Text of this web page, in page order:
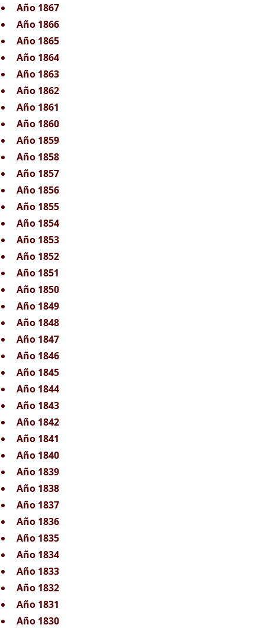
Año 1867
Año 1866
Año 1865
Año 1864
Año 1863
Año 1862
Año 1861
Año 1860
Año 1859
Año 1858
Año 1857
Año 1856
Año 1855
Año 1854
Año 1853
Año 1852
Año 1851
Año 1850
Año 1849
Año 1848
Año 1847
Año 1846
Año 1845
Año 1844
Año 1843
Año 1842
Año 1841
Año 1840
Año 1839
Año 1838
Año 1837
Año 1836
Año 1835
Año 1834
Año 1833
Año 1832
Año 1831
Año 1830